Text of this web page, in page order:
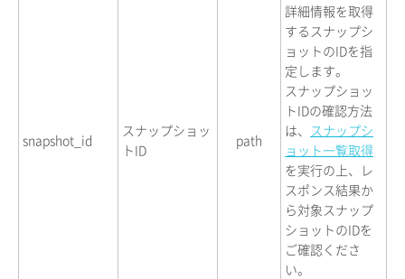
snapshot_id
スナップショッ
トID
path
詳細情報を取得
するスナップシ
ョットのIDを指
定します。
スナップショッ
トIDの確認方法
は、 スナップシ
ョット一覧取得
を実行の上、レ
スポンス結果か
ら対象スナップ
ショットのIDを
ご確認くださ
い。